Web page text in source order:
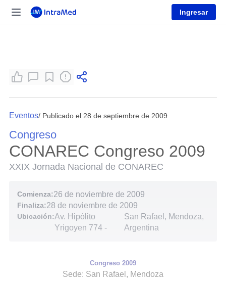
Ingresar
Eventos/ Publicado el 28 de septiembre de 2009
Congreso
CONAREC Congreso 2009
XXIX Jornada Nacional de CONAREC
Comienza:26 de noviembre de 2009
Finaliza:28 de noviembre de 2009
Ubicación:Av. Hipólito
Yrigoyen 774 -
San Rafael, Mendoza,
Argentina
Congreso 2009
Sede: San Rafael, Mendoza